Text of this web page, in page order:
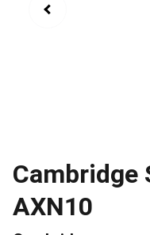
Cambridge
AXN10